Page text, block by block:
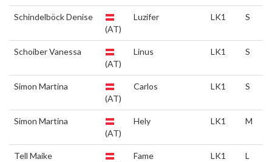
Schindelböck Denise
(AT)
Luzifer LK1 S
Schoiber Vanessa
(AT)
Linus LK1 S
Simon Martina
(AT)
Carlos LK1 S
Simon Martina
(AT)
Hely LK1 M
Tell Maike
Fame LK1 L